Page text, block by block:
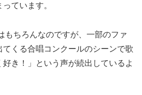
ています。
もちろんなのですが、一部のファ
てくる合唱コンクールのシーンで歌
き！」という声が続出しているよ